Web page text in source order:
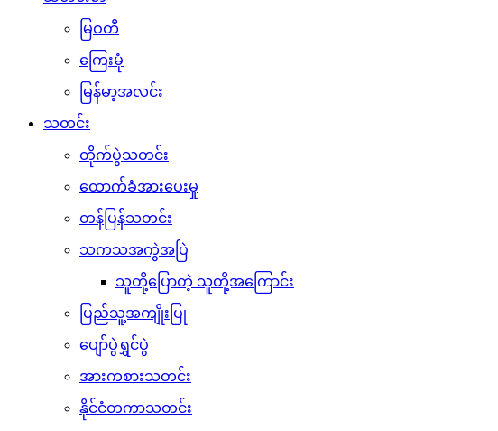
မြဝတီ
ကြေးမုံ
မြန်မာ့အလင်း
သတင်း
တိုက်ပွဲသတင်း
ထောက်ခံအားပေးမှု
တန်ပြန်သတင်း
သကသအကွဲအပြဲ
သူတို့ပြောတဲ့ သူတို့အကြောင်း
ပြည်သူ့အကျိုးပြု
ပျော်ပွဲရွှင်ပွဲ
အားကစားသတင်း
နိုင်ငံတကာသတင်း